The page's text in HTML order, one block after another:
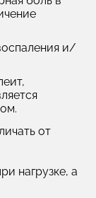
и/
от
нагрузке, а